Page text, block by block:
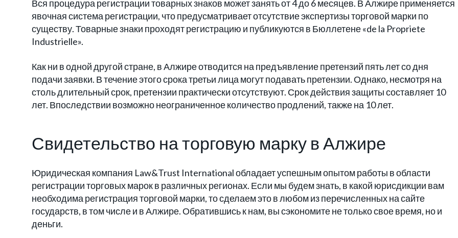
Вся процедура регистрации товарных знаков может занять от 4 до 6 месяцев. В Алжире применяется
явочная система регистрации, что предусматривает отсутствие экспертизы торговой марки по
существу. Товарные знаки проходят регистрацию и публикуются в Бюллетене «de la Propriete
Industrielle».
Как ни в одной другой стране, в Алжире отводится на предъявление претензий пять лет со дня
подачи заявки. В течение этого срока третьи лица могут подавать претензии. Однако, несмотря на
столь длительный срок, претензии практически отсутствуют. Срок действия защиты составляет 10
лет. Впоследствии возможно неограниченное количество продлений, также на 10 лет.
Свидетельство на торговую марку в Алжире
Юридическая компания Law&Trust International обладает успешным опытом работы в области
регистрации торговых марок в различных регионах. Если мы будем знать, в какой юрисдикции вам
необходима регистрация торговой марки, то сделаем это в любом из перечисленных на сайте
государств, в том числе и в Алжире. Обратившись к нам, вы сэкономите не только свое время, но и
деньги.